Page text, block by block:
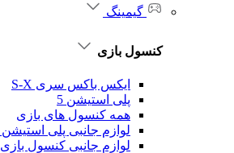
گیمینگ
کنسول بازی
ایکس باکس سری S-X
پلی استیشن 5
همه کنسول های بازی
لوازم جانبی پلی استیشن 5
لوازم جانبی کنسول بازی